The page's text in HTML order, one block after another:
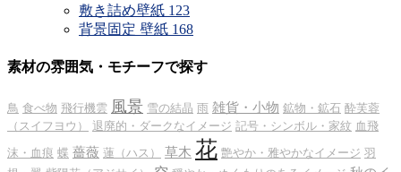
敷き詰め壁紙 123
背景固定 壁紙 168
素材の雰囲気・モチーフで探す
鳥 食べ物 飛行機雲 風景 雪の結晶 雨 雑貨・小物 鉱物・鉱石 酔芙蓉
（スイフヨウ）
退廃的・ダークなイメージ 記号・シンボル・家紋 血飛
沫・血痕 蝶 薔薇 蓮（ハス） 草木 花 艶やか・雅やかなイメージ 羽